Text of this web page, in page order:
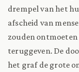
drempel van het
afscheid van
zouden
teruggeven. De
het graf de grote